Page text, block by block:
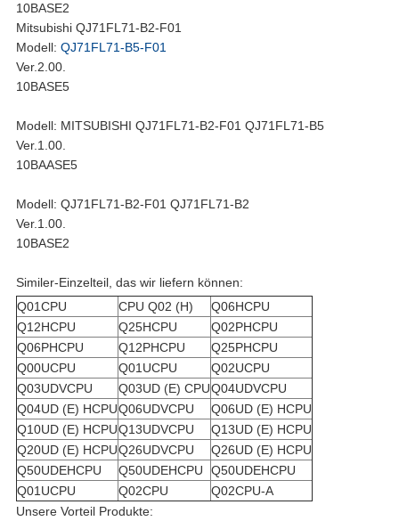
10BASE2
Mitsubishi QJ71FL71-B2-F01
Modell: QJ71FL71-B5-F01
Ver.2.00.
10BASE5
Modell: MITSUBISHI QJ71FL71-B2-F01 QJ71FL71-B5
Ver.1.00.
10BAASE5
Modell: QJ71FL71-B2-F01 QJ71FL71-B2
Ver.1.00.
10BASE2
Similer-Einzelteil, das wir liefern können:
Q01CPU
CPU Q02 (H)
Q06HCPU
Q12HCPU
Q25HCPU
Q02PHCPU
Q06PHCPU
Q12PHCPU
Q25PHCPU
Q00UCPU
Q01UCPU
Q02UCPU
Q03UDVCPU
Q03UD (E) CPUQ04UDVCPU
Q04UD (E) HCPUQ06UDVCPU
Q06UD (E) HCPU
Q10UD (E) HCPUQ13UDVCPU
Q13UD (E) HCPU
Q20UD (E) HCPUQ26UDVCPU
Q26UD (E) HCPU
Q50UDEHCPU
Q50UDEHCPU
Q50UDEHCPU
Q01UCPU
Q02CPU
Q02CPU-A
Unsere Vorteil Produkte: